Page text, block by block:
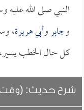
النبي صلى الله
وجابروأبي هريرة،
كل حال الخطب يسير،
شرح حديث: (وقت